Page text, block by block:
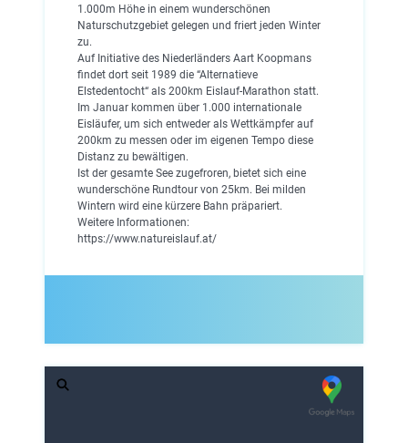
1.000m Höhe in einem wunderschönen
Naturschutzgebiet gelegen und friert jeden Winter
zu.
Auf Initiative des Niederländers Aart Koopmans
findet dort seit 1989 die “Alternatieve
Elstedentocht“ als 200km Eislauf-Marathon statt.
Im Januar kommen über 1.000 internationale
Eisläufer, um sich entweder als Wettkämpfer auf
200km zu messen oder im eigenen Tempo diese
Distanz zu bewältigen.
Ist der gesamte See zugefroren, bietet sich eine
wunderschöne Rundtour von 25km. Bei milden
Wintern wird eine kürzere Bahn präpariert.
Weitere Informationen:
https://www.natureislauf.at/